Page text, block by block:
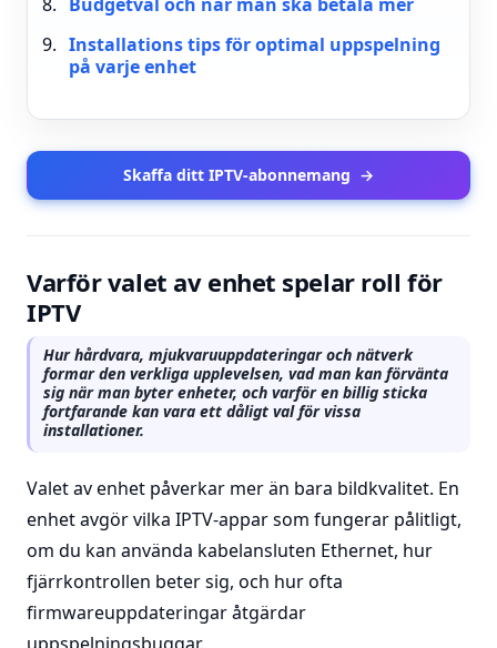
Installations tips för optimal uppspelning
på varje enhet
Skaffa ditt IPTV-abonnemang →
Varför valet av enhet spelar roll för
IPTV
Hur hårdvara, mjukvaruuppdateringar och nätverk
formar den verkliga upplevelsen, vad man kan förvänta
sig när man byter enheter, och varför en billig sticka
fortfarande kan vara ett dåligt val för vissa
installationer.
Valet av enhet påverkar mer än bara bildkvalitet. En
enhet avgör vilka IPTV-appar som fungerar pålitligt,
om du kan använda kabelansluten Ethernet, hur
fjärrkontrollen beter sig, och hur ofta
firmwareuppdateringar åtgärdar